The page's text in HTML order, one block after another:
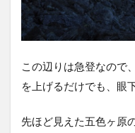
この辺りは急登なので
を上げるだけでも、眼
先ほど見えた五色ヶ原